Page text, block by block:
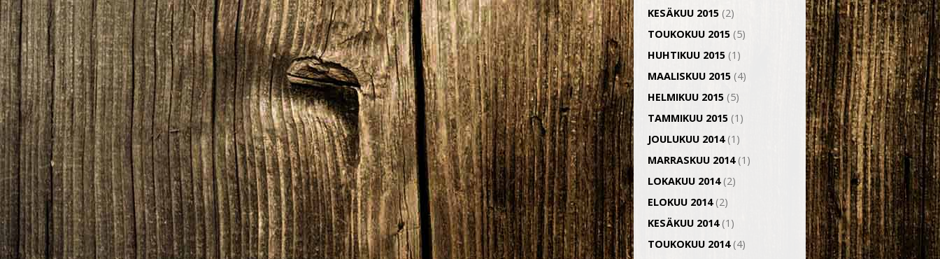
KESÄKUU 2015 (2)
TOUKOKUU 2015 (5)
HUHTIKUU 2015 (1)
MAALISKUU 2015 (4)
HELMIKUU 2015 (5)
TAMMIKUU 2015 (1)
JOULUKUU 2014(1)
MARRASKUU 2014(1)
LOKAKUU 2014(2)
ELOKUU 2014(2)
KESÄKUU 2014(1)
TOUKOKUU 2014(4)